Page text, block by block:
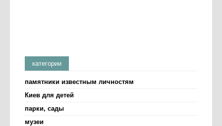
категории
памятники известным личностям
Киев для детей
парки, сады
музеи